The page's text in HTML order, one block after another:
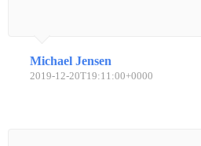
Michael Jensen
2019-12-20T19:11:00+0000